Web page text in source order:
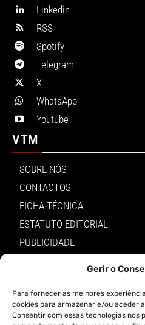
Gerir o
Para fornecer as melhores
cookies para armazenar e/ou aceder
Consentir com essas tecnologias nos
Linkedin
RSS
Spotify
Telegram
X
WhatsApp
Youtube
VTM
SOBRE NÓS
CONTACTOS
FICHA TÉCNICA
ESTATUTO EDITORIAL
PUBLICIDADE
TERMOS E